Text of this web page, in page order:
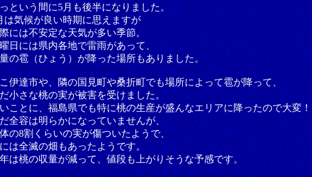
という間に5月も後半になりました。
は気候が良い時期に思えますが
には不安定な天気が多い季節。
日には県内各地で雷雨があって、
の雹（ひょう）が降った場所もありました。
伊達市や、隣の国見町や桑折町でも場所によって雹が降って、
小さな桃の実が被害を受けました。
ことに、福島県でも特に桃の生産が盛んなエリアに降ったので大変！
全容は明らかになっていませんが、
の8割くらいの実が傷ついたようで、
は全滅の畑もあったようです。
は桃の収量が減って、値段も上がりそうな予感です。